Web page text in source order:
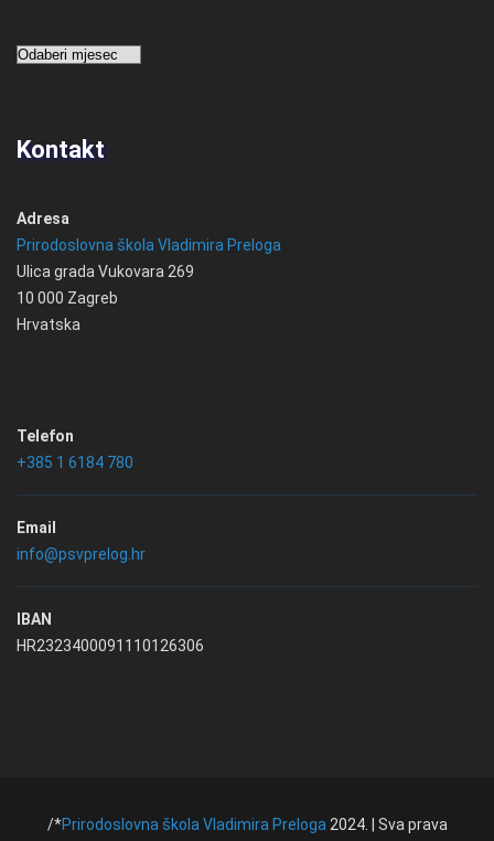
Arhiva
Kontakt
Adresa
Prirodoslovna škola Vladimira Preloga
Ulica grada Vukovara 269
10 000 Zagreb
Hrvatska
Telefon
+385 1 6184 780
Email
info@psvprelog.hr
IBAN
HR2323400091110126306
/*Prirodoslovna škola Vladimira Preloga 2024. | Sva prava